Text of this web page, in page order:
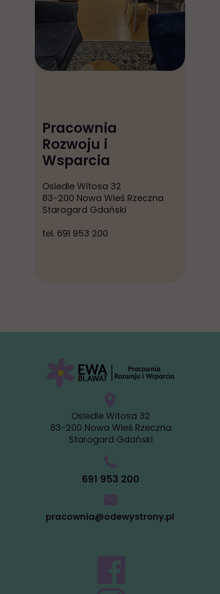
Pracownia
Rozwoju i
Wsparcia
Osiedle Witosa 32
83-200 Nowa Wieś Rzeczna
Starogard Gdański
tel. 691 953 200
691 953 200
pracownia@odewystrony.pl
Osiedle Witosa 32
83-200 Nowa Wieś Rzeczna
Starogard Gdański